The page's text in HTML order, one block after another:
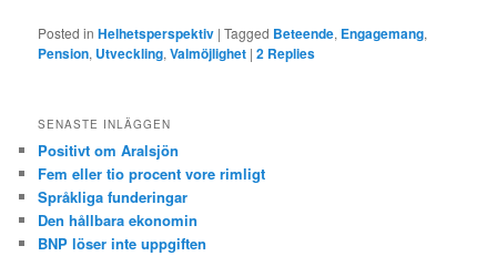
Posted in Helhetsperspektiv |Tagged Beteende, Engagemang,
Pension, Utveckling,Valmöjlighet |2 Replies
SENASTE INLÄGGEN
Positivt om Aralsjön
Fem eller tio procent vore rimligt
Språkliga funderingar
Den hållbara ekonomin
BNP löser inte uppgiften